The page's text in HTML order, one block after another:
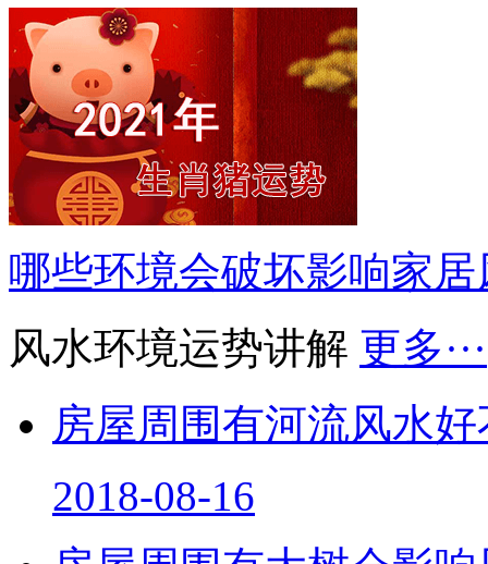
哪些环境会破坏影响家居
风水环境运势讲解 更多···
房屋周围有河流风水
2018-08-16